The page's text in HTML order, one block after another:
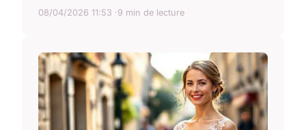
08/04/2026 11:53 9 min de lecture